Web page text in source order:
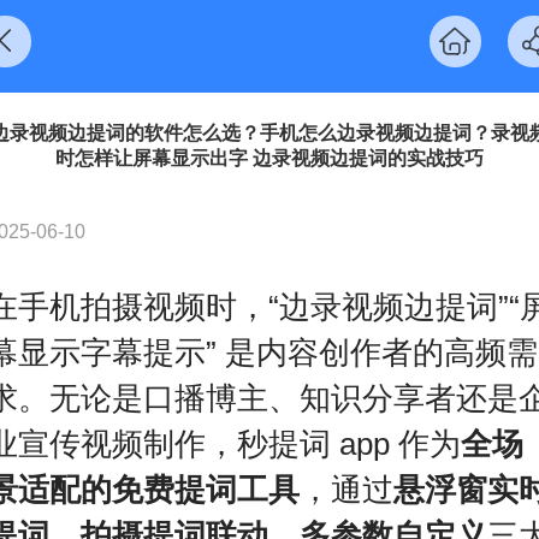
录视频边提词的软件怎么选？手机怎么边录视频边提词？录视
时怎样让屏幕显示出字 边录视频边提词的实战技巧
06-10
手机拍摄视频时，“边录视频边提词”“
显示字幕提示” 是内容创作者的高频需
。无论是口播博主、知识分享者还是
宣传视频制作，秒提词 app 作为全场
适配的免费提词工具，通过悬浮窗实